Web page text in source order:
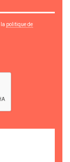
la politique de